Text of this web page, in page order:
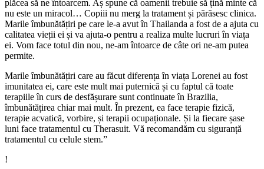
plăcea să ne întoarcem. Aș spune că oamenii trebuie să țină minte că
nu este un miracol… Copiii nu merg la tratament și părăsesc clinica.
Marile îmbunătățiri pe care le-a avut în Thailanda a fost de a ajuta cu
calitatea vieții ei și va ajuta-o pentru a realiza multe lucruri în viața
ei. Vom face totul din nou, ne-am întoarce de câte ori ne-am putea
permite.
Marile îmbunătățiri care au făcut diferența în viața Lorenei au fost
imunitatea ei, care este mult mai puternică și cu faptul că toate
terapiile în curs de desfășurare sunt continuate în Brazilia,
îmbunătățirea chiar mai mult. În prezent, ea face terapie fizică,
terapie acvatică, vorbire, și terapii ocupaționale. Și la fiecare șase
luni face tratamentul cu Therasuit. Vă recomandăm cu siguranță
tratamentul cu celule stem.”
!